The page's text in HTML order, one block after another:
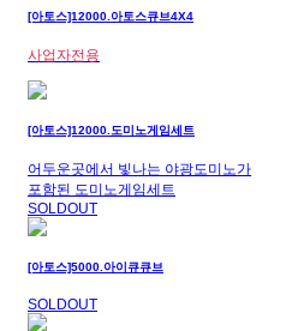
[아토스]12000.아토스큐브4X4
사업자전용
[아토스]12000.도미노게임세트
어두운곳에서 빛나는 야광도미노가
포함된 도미노게임세트
SOLDOUT
[아토스]5000.아이큐큐브
SOLDOUT